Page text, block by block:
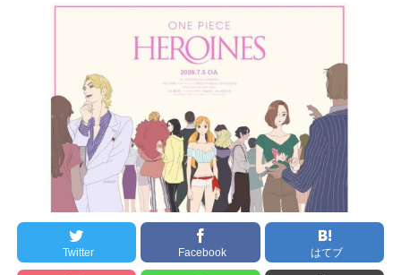
す【機動警察パトレイバ
ー】 第57話 ああ、心配だ心
クレバテスⅡ-魔獣の王と
偽りの勇者伝承- 第4話 感
想：敵を探すよりトアの書
を餌に誘き出す作戦！
【画像】発達障害の子ど
もはこの絵の意味がすぐに
分からないらしい
日本が北朝鮮に辛勝し二
が「なぜ負けたのか？」ソ
ン・フンミン先発落ちは
「監督の報復」
すまん熊本やがコンビニ
に食品も水もない
ディズニーが「大課金時
代」に突入！アトラクショ
ンパスがどれもこれも1500
円の課金チケに
海外「日本よ、お前がナ
ンバーワンだ」 熊本地震直
Twitter Facebook はてブ